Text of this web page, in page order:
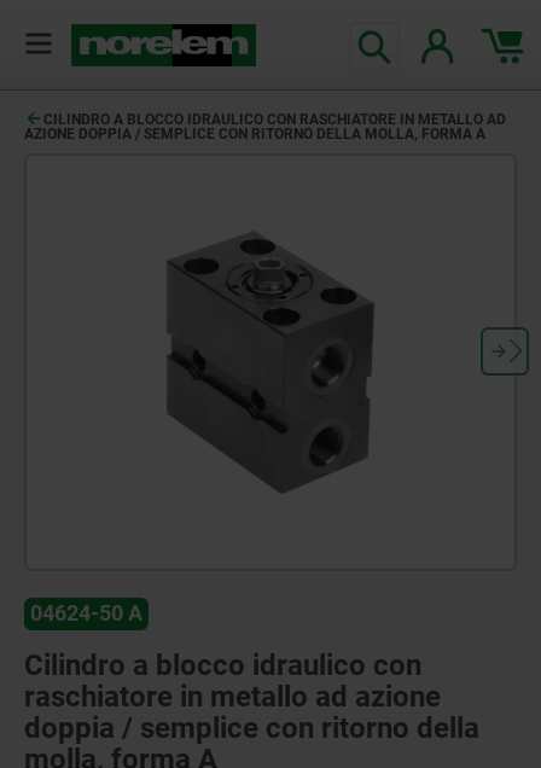
CILINDRO A BLOCCO IDRAULICO CON RASCHIATORE IN METALLO AD
AZIONE DOPPIA / SEMPLICE CON RITORNO DELLA MOLLA, FORMA A
04624-50 A
Cilindro a blocco idraulico con
raschiatore in metallo ad azione
doppia / semplice con ritorno della
molla, forma A